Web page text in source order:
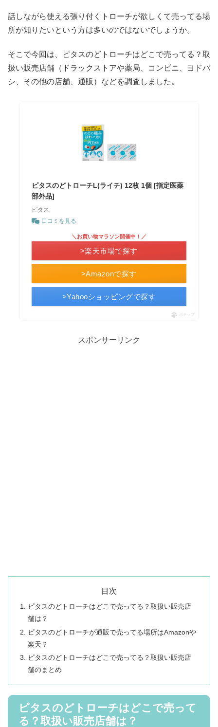
話しながら使える張り付くトローチが欲しくて売ってる場
所が知りたいという方は多いのではないでしょうか。
そこで今回は、ピタスのどトローチはどこで売ってる？取
扱い販売店舗（ドラックストアや薬局、コンビニ、ヨドバ
シ、その他の店舗、通販）などを調査しました。
ピタスのどトローチL(ライチ) 12枚 1個 [指定医薬
部外品]
ピタス
口コミを見る
>Amazonで探す
＼お買い物マラソン開催中！／
>楽天市場で探す
>Yahooショッピングで探す
ポチップ
スポンサーリンク
目次
ピタスのどトローチはどこで売ってる？取扱い販売店
舗は？
ピタスのどトローチが通販で売ってる場所はAmazonや
楽天？
ピタスのどトローチはどこで売ってる？取扱い販売店
舗のまとめ
ピタスのどトローチはどこで売って
る？取扱い販売店舗は？